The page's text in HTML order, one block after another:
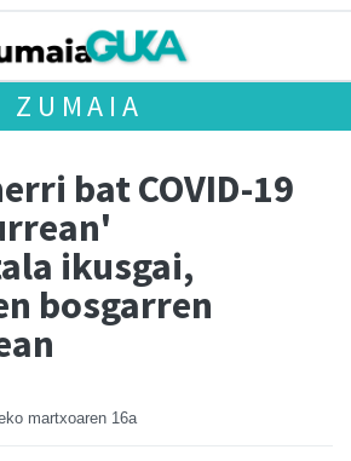
ZUMAIA
bat COVID-19
ikusgai,
bosgarren
martxoaren 16a